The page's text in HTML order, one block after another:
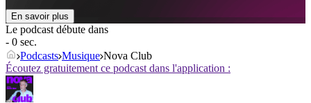
En savoir plus
Le podcast débute dans
- 0 sec.
Podcasts Musique Nova Club
Écoutez gratuitement ce podcast dans l'application :